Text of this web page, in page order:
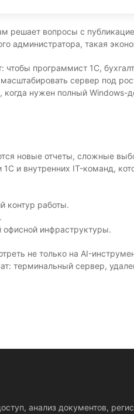
вопросы с
администратора, такая
программист 1С,
сервер под
, когда нужен полный Windows-
новые отчеты, сложные
и внутренних IT-команд,
контур работы.
офисной инфраструктуры.
не только на AI-
терминальный сервер,
анализ документов,